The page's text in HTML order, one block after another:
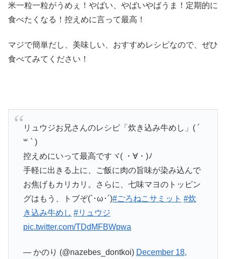
米一粒一粒がうめぇ！やばい、やばいやばうま！定期的に
食べたくなる！控えめに言って最高！
マジで簡単だし、美味しい、おすすめレシピなので、ぜひ
食べてみてください！
リュウジお兄さんのレシピ「炊き込み牛めし」( ´
꒳ ` )
控えめにいって最高ですヾ( ・∀・)ﾉ
手軽に出きる上に、ご飯に肉の旨味が染み込んで
お焦げもカリカリ。さらに、七味マヨのトッピン
グはもう、トブぞ(`･ω･´)#ごろねこサミット #炊
き込み牛めし #リュウジ
pic.twitter.com/TDdMFBWpwa
— かのり (@nazebes_dontkoi) December 18,